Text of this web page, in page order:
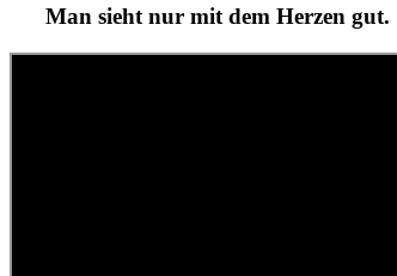
Man sieht nur mit dem Herzen gut.